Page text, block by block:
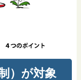
）が対象